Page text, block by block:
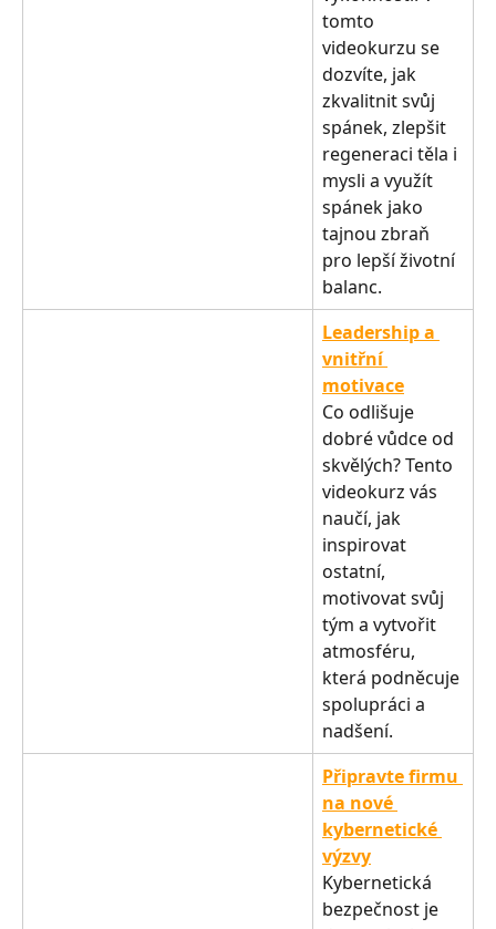
tomto
videokurzu se
dozvíte, jak
zkvalitnit svůj
spánek, zlepšit
regeneraci těla i
mysli a využít
spánek jako
tajnou zbraň
pro lepší životní
balanc.
Leadership a
vnitřní
motivace
Co odlišuje
dobré vůdce od
skvělých? Tento
videokurz vás
naučí, jak
inspirovat
ostatní,
motivovat svůj
tým a vytvořit
atmosféru,
která podněcuje
spolupráci a
nadšení.
Připravte firmu
na nové
kybernetické
výzvy
Kybernetická
bezpečnost je